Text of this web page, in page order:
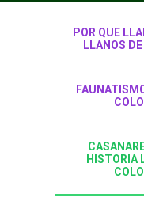
POR QUE
LLANOS
HISTORIA